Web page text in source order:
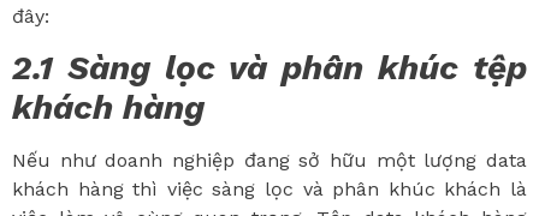
đây:
2.1 Sàng lọc và phân khúc tệp
khách hàng
Nếu như doanh nghiệp đang sở hữu một lượng data
khách hàng thì việc sàng lọc và phân khúc khách là